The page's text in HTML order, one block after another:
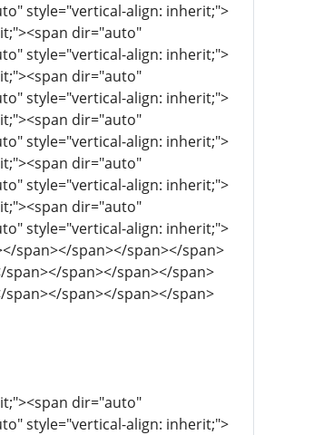
style="vertical-align: inherit;">
dir="auto"
style="vertical-align: inherit;">
dir="auto"
style="vertical-align: inherit;">
dir="auto"
style="vertical-align: inherit;">
dir="auto"
style="vertical-align: inherit;">
dir="auto"
style="vertical-align: inherit;">
span></span></span></span>
span></span></span>
span></span></span>
dir="auto"
style="vertical-align: inherit;">